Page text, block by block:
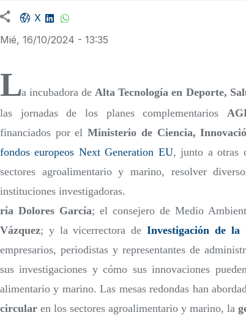
Facebook share
X LinkedIn
Mié, 16/10/2024 - 13:35
La incubadora deAlta Tecnología en Deporte,
las jornadas de los planes complementarios
financiados por elMinisterio de Ciencia,
fondos europeos Next Generation EU, junto a otras
sectores agroalimentario y marino, resolver
instituciones investigadoras.
ría Dolores García; el consejero de Medio
Vázquez; y la vicerrectora deInvestigación de la
empresarios, periodistas y representantes de
sus investigaciones y cómo sus innovaciones
alimentario y marino. Las mesas redondas han
circular en los sectores agroalimentario y marino, la